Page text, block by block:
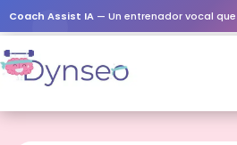
Coach Assist IA — Un entrenador vocal que juega con tus